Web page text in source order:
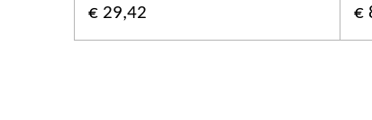
€ 29,42 €